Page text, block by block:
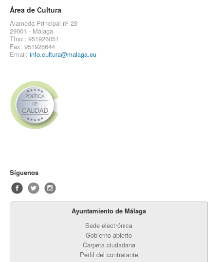
Área de Cultura
Alameda Principal nº 23
29001 - Málaga
Tfno.: 951926051
Fax: 951926644
Email: info.cultura@malaga.eu
Síguenos
Ayuntamiento de Málaga
Sede electrónica
Gobierno abierto
Carpeta ciudadana
Perfil del contratante